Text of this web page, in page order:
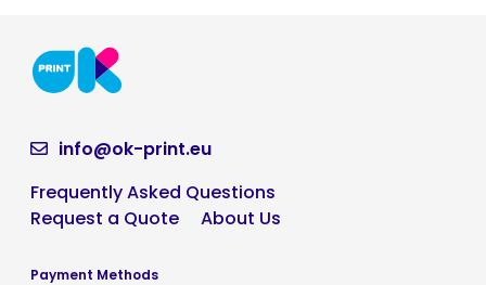
info@ok-print.eu
Frequently Asked Questions
Request a Quote
About Us
Payment Methods